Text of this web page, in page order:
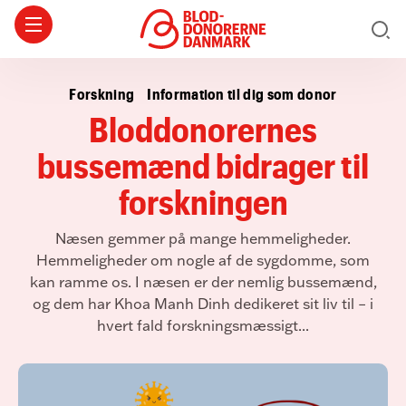
Forskning Information til dig som donor
Bloddonorernes
bussemænd bidrager til
forskningen
Næsen gemmer på mange hemmeligheder.
Hemmeligheder om nogle af de sygdomme, som
kan ramme os. I næsen er der nemlig bussemænd,
og dem har Khoa Manh Dinh dedikeret sit liv til – i
hvert fald forskningsmæssigt...